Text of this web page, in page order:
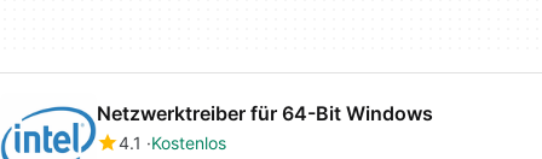
Netzwerktreiber für 64-Bit Windows
4.1
Kostenlos